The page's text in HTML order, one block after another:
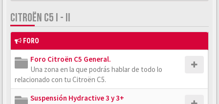
CITROËN C5 I - II
FORO
Foro Citroën C5 General.
Una zona en la que podrás hablar de todo lo
relacionado con tu Citroën C5.
Suspensión Hydractive 3 y 3+